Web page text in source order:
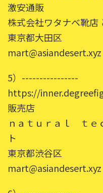
激安通販
株式会社ワタナベ靴店
東京都大田区
mart@asiandesert.xyz
5）----------------
https://
販売店
ｎａｔｕｒａｌ ｔｅ
ト
東京都渋谷区
mart@asiandesert.xyz